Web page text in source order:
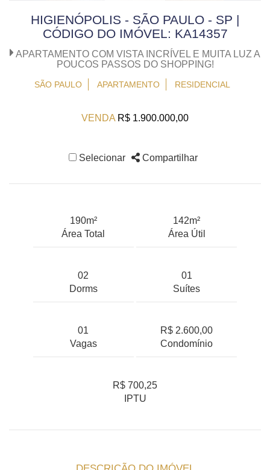
HIGIENÓPOLIS - SÃO PAULO - SP |
CÓDIGO DO IMÓVEL: KA14357
APARTAMENTO COM VISTA INCRÍVEL E MUITA LUZ A
POUCOS PASSOS DO SHOPPING!
SÃO PAULO APARTAMENTO RESIDENCIAL
VENDA R$ 1.900.000,00
Selecionar Compartilhar
190m²
Área Total
142m²
Área Útil
02
Dorms
01
Suítes
01
Vagas
R$ 2.600,00
Condomínio
R$ 700,25
IPTU